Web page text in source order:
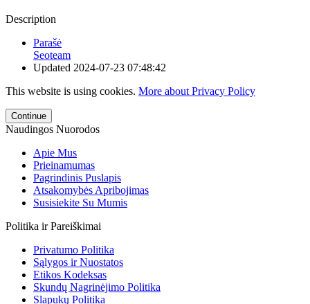
Description
Parašė
Seoteam
Updated 2024-07-23 07:48:42
This website is using cookies. More about Privacy Policy
Continue
Naudingos Nuorodos
Apie Mus
Prieinamumas
Pagrindinis Puslapis
Atsakomybės Apribojimas
Susisiekite Su Mumis
Politika ir Pareiškimai
Privatumo Politika
Sąlygos ir Nuostatos
Etikos Kodeksas
Skundų Nagrinėjimo Politika
Slapukų Politika